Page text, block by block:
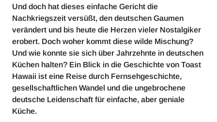
Und doch hat dieses einfache Gericht die
Nachkriegszeit versüßt, den deutschen Gaumen
verändert und bis heute die Herzen vieler Nostalgiker
erobert. Doch woher kommt diese wilde Mischung?
Und wie konnte sie sich über Jahrzehnte in deutschen
Küchen halten? Ein Blick in die Geschichte von Toast
Hawaii ist eine Reise durch Fernsehgeschichte,
gesellschaftlichen Wandel und die ungebrochene
deutsche Leidenschaft für einfache, aber geniale
Küche.